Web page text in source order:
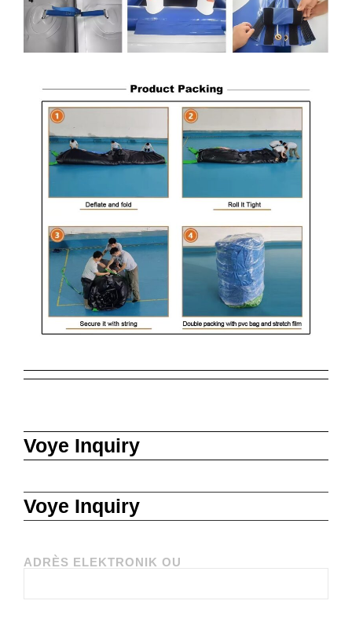
Voye Inquiry
Voye Inquiry
ADRÈS ELEKTRONIK OU